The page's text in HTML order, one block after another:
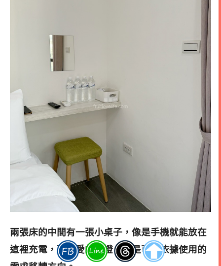
兩張床的中間有一張小桌子，像是手機就能放在
這裡充電，而可愛的檯燈，則是可以依據使用的